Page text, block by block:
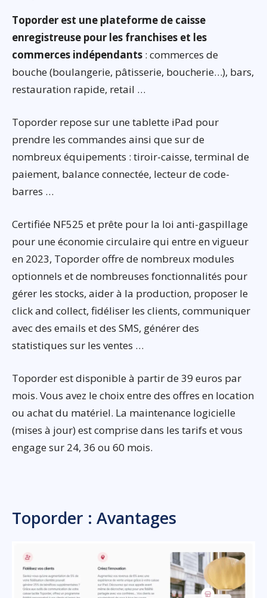
Toporder est une plateforme de caisse
enregistreuse pour les franchises et les
commerces indépendants : commerces de
bouche (boulangerie, pâtisserie, boucherie…), bars,
restauration rapide, retail …
Toporder repose sur une tablette iPad pour
prendre les commandes ainsi que sur de
nombreux équipements : tiroir-caisse, terminal de
paiement, balance connectée, lecteur de code-
barres …
Certifiée NF525 et prête pour la loi anti-gaspillage
pour une économie circulaire qui entre en vigueur
en 2023, Toporder offre de nombreux modules
optionnels et de nombreuses fonctionnalités pour
gérer les stocks, aider à la production, proposer le
click and collect, fidéliser les clients, communiquer
avec des emails et des SMS, générer des
statistiques sur les ventes …
Toporder est disponible à partir de 39 euros par
mois. Vous avez le choix entre des offres en location
ou achat du matériel. La maintenance logicielle
(mises à jour) est comprise dans les tarifs et vous
engage sur 24, 36 ou 60 mois.
Toporder : Avantages